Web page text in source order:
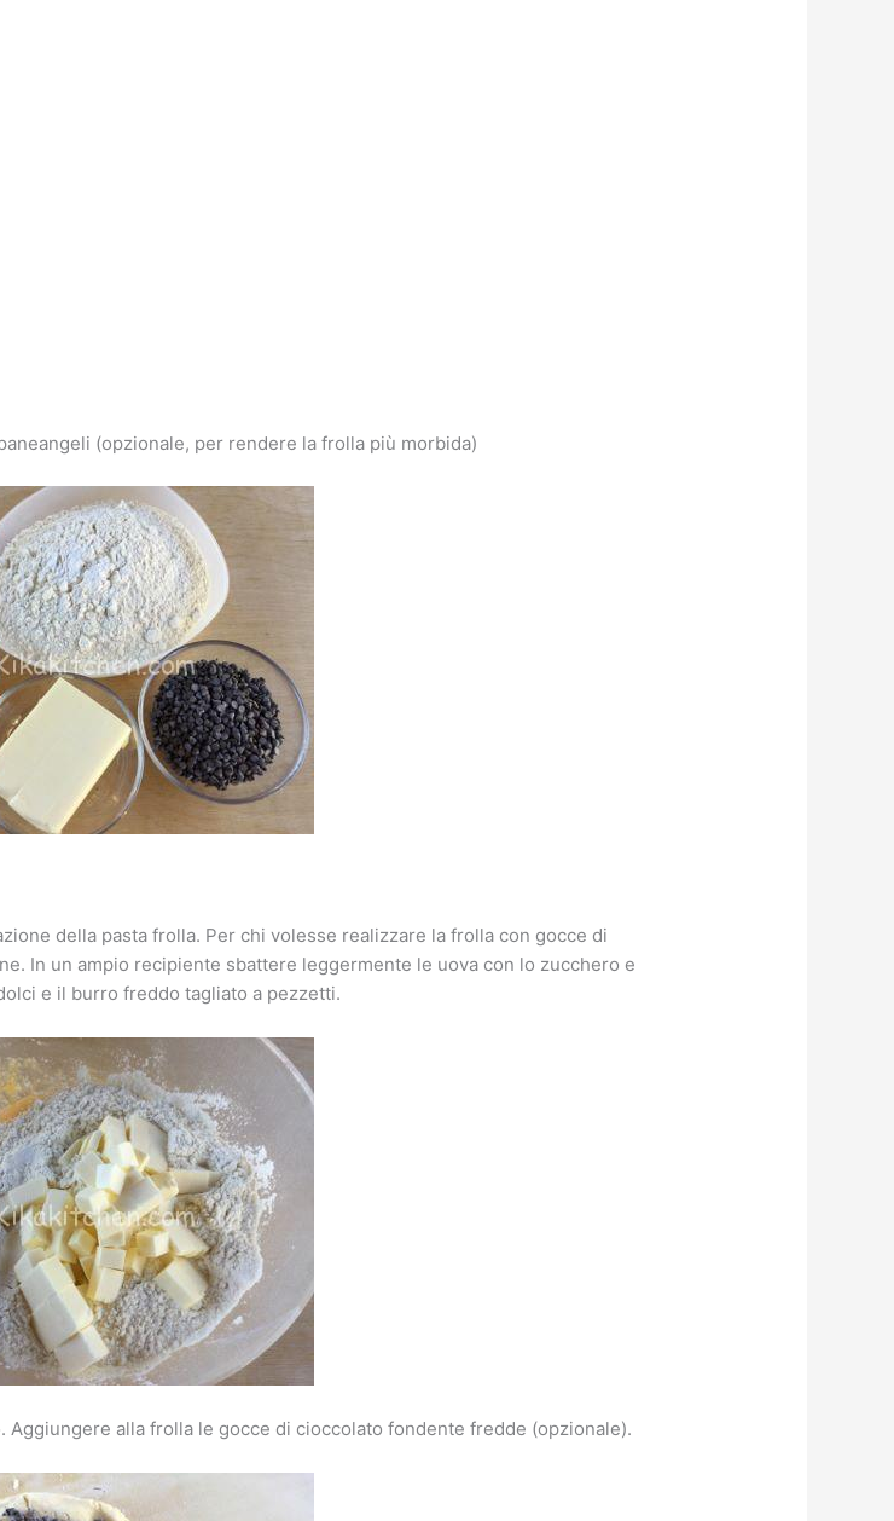
(opzionale, per rendere la frolla più morbida)
della pasta frolla. Per chi volesse realizzare la frolla con gocce di
In un ampio recipiente sbattere leggermente le uova con lo zucchero e
e il burro freddo tagliato a pezzetti.
alla frolla le gocce di cioccolato fondente fredde (opzionale).